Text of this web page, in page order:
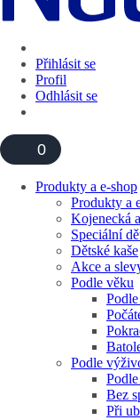
Přihlásit se
Profil
Odhlásit se
0
Produkty a e-shop
Produkty a
Kojenecká
Speciální
Dětské kaše
Akce a
Podle věku
Podle
Bez
Při